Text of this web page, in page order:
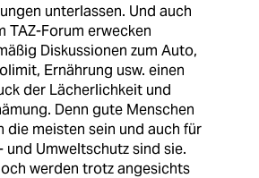
unterlassen. Und auch
TAZ-Forum erwecken
Diskussionen zum Auto,
Ernährung usw. einen
der Lächerlichkeit und
Denn gute Menschen
die meisten sein und auch für
und Umweltschutz sind sie.
werden trotz angesichts